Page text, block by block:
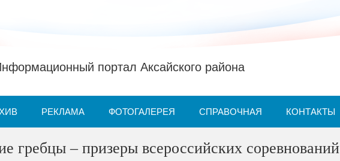
портал Аксайского района
РЕКЛАМА ФОТОГАЛЕРЕЯ СПРАВОЧНАЯ КОНТАКТЫ
гребцы – призеры всероссийских соревнований